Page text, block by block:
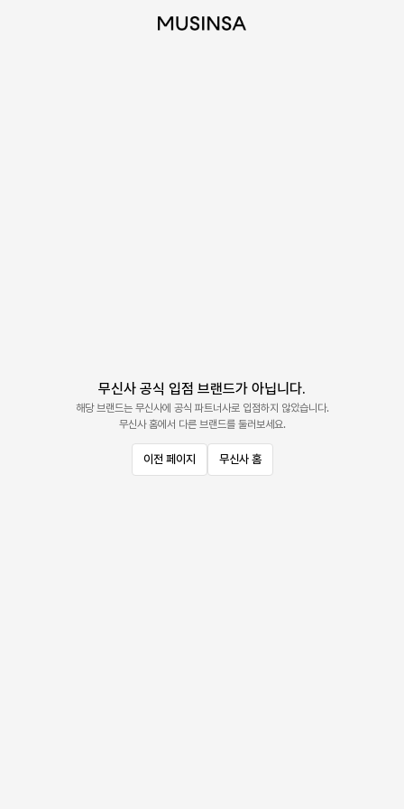
무신사 공식 입점 브랜드가 아닙니다.
해당 브랜드는 무신사에 공식 파트너사로 입점하지 않았습니다.
무신사 홈에서 다른 브랜드를 둘러보세요.
이전 페이지 무신사 홈